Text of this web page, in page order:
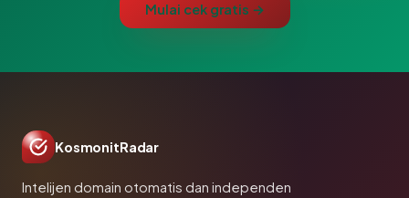
Mulai cek gratis →
KosmonitRadar
Intelijen domain otomatis dan independen